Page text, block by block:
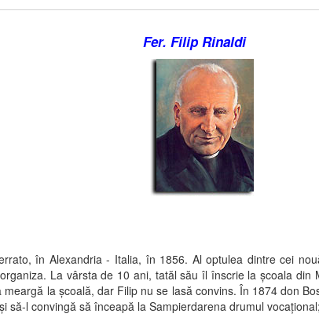
Fer. Filip Rinaldi
în Alexandria - Italia, în 1856. Al optulea dintre cei
La vârsta de 10 ani, tatăl său îl înscrie la şcoala
la şcoală, dar Filip nu se lasă convins. În 1874 don
să-l convingă să înceapă la Sampierdarena drumul